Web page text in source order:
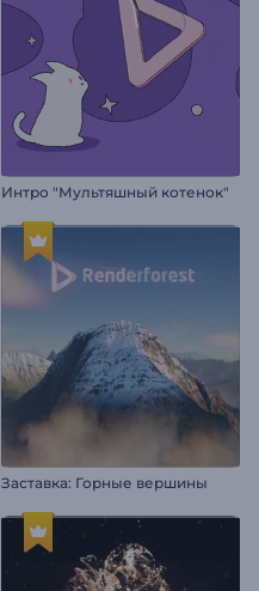
Интро "Мультяшный котенок"
Заставка: Горные вершины